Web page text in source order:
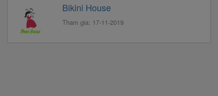
Bikini House
Tham gia: 17-11-2019